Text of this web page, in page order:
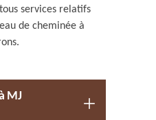
services relatifs
de cheminée à
MJ